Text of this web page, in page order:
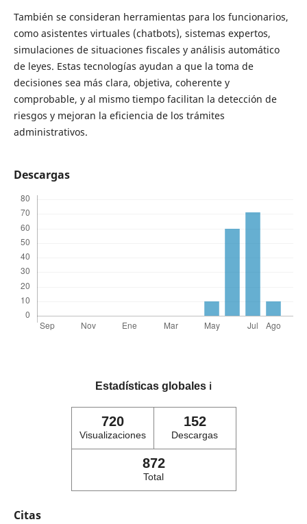
También se consideran herramientas para los funcionarios,
como asistentes virtuales (chatbots), sistemas expertos,
simulaciones de situaciones fiscales y análisis automático
de leyes. Estas tecnologías ayudan a que la toma de
decisiones sea más clara, objetiva, coherente y
comprobable, y al mismo tiempo facilitan la detección de
riesgos y mejoran la eficiencia de los trámites
administrativos.
Descargas
Estadísticas globales ℹ️
720
Visualizaciones
152
Descargas
872
Total
Citas